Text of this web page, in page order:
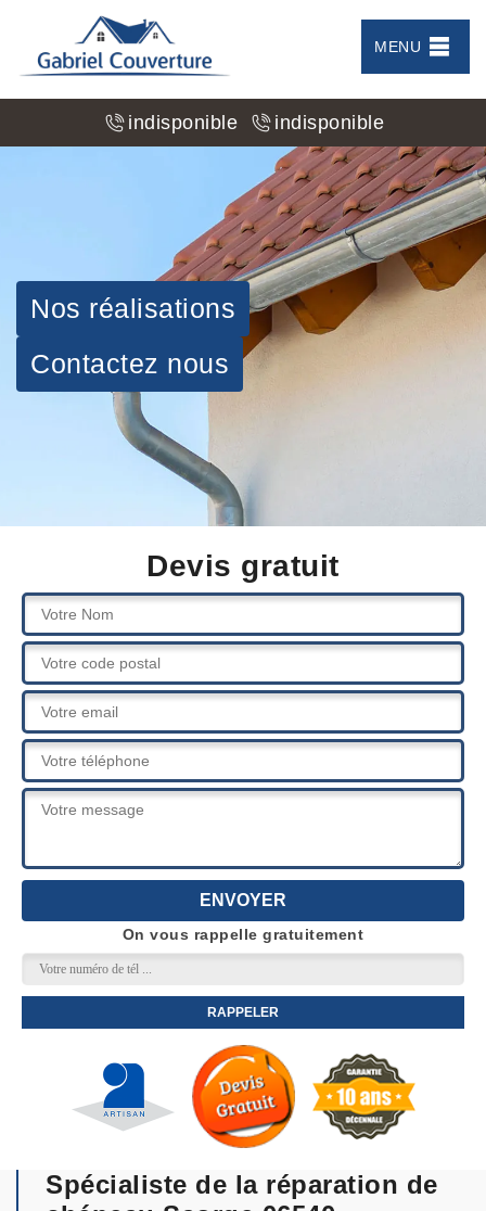
MENU
indisponible indisponible
Nos réalisations
Contactez nous
Devis gratuit
On vous rappelle gratuitement
Spécialiste de la réparation de